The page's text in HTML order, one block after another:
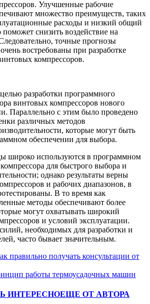
Улучшенные рабочие
множество преимуществ, таких
расходы и низкий общий
снизить воздействие на
точные прогнозы
востребованы при разработке
компрессоров.
разработки программного
винтовых компрессоров нового
Параллельно с этим было проведено
различных методов
которые могут быть
обеспечении для выбора.
широко используются в программном
для быстрого выбора и
однако результаты верны
и рабочих диапазонов, в
В то время как
методы обеспечивают более
могут охватывать широкий
и условий эксплуатации.
необходимых для разработки и
часто бывает значительным.
правильно получать консультации от
работы термоусадочных машин
ИНТЕРЕСНОЕЩЕ ОТ АВТОРА